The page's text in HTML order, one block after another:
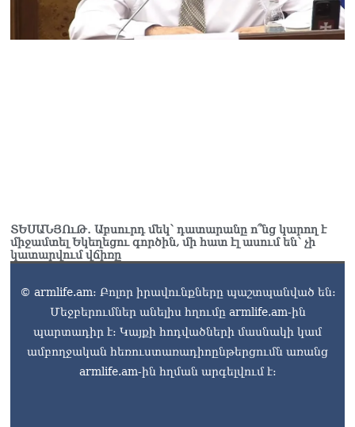
ՏԵՍԱՆՅՈւԹ․ Աբսուրդ մեկ՝ դատարանը ո՞նց կարող է
միջամտել Եկեղեցու գործին, մի հատ էլ ասում են՝ չի
կատարվում վճիռը
© armlife.am: Բոլոր իրավունքները պաշտպանված են:
Մեջբերումներ անելիս հղումը armlife.am-ին
պարտադիր է: Կայքի հոդվածների մասնակի կամ
ամբողջական հեռուստառադիոընթերցումն առանց
armlife.am-ին հղման արգելվում է: